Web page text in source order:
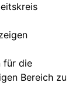
für die
Bereich zu